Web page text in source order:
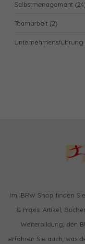
Selbstmanagement
Teamarbeit (2)
Unternehmensführung
Im IBRW Shop finden
& Praxis: Artikel,
Weiterbildung, den
erfahren Sie auch, was